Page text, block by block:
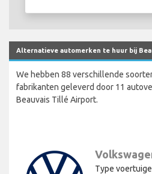
Alternatieve automerken te huur bij
We hebben 88 verschillende
fabrikanten geleverd door 11
Beauvais Tillé Airport.
Type